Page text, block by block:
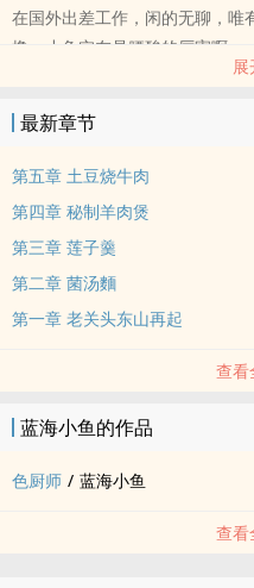
在国外出差工作，闲的无聊，唯
撸，小鱼实在是腰酸的厉害啊。
展
最新章节
第五章 土豆烧牛肉
第四章 秘制羊肉煲
第三章 莲子羹
第二章 菌汤麵
第一章 老关头东山再起
查看
蓝海小鱼的作品
色厨师 / 蓝海小鱼
查看